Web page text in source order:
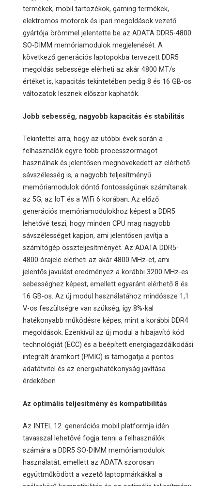
termékek, mobil tartozékok, gaming termékek,
elektromos motorok és ipari megoldások vezető
gyártója örömmel jelentette be az ADATA DDR5-4800
SO-DIMM memóriamodulok megjelenését. A
következő generációs laptopokba tervezett DDR5
megoldás sebessége elérheti az akár 4800 MT/s
értéket is, kapacitás tekintetében pedig 8 és 16 GB-os
változatok lesznek először kaphatók.
Jobb sebesség, nagyobb kapacitás és stabilitás
Tekintettel arra, hogy az utóbbi évek során a
felhasználók egyre több processzormagot
használnak és jelentősen megnövekedett az elérhető
sávszélesség is, a nagyobb teljesítményű
memóriamodulok döntő fontosságúnak számítanak
az 5G, az IoT és a WiFi 6 korában. Az előző
generációs memóriamodulokhoz képest a DDR5
lehetővé teszi, hogy minden CPU mag nagyobb
sávszélességet kapjon, ami jelentősen javítja a
számítógép összteljesítményét. Az ADATA DDR5-
4800 órajele elérheti az akár 4800 MHz-et, ami
jelentős javulást eredményez a korábbi 3200 MHz-es
sebességhez képest, emellett egyaránt elérhető 8 és
16 GB-os. Az új modul használatához mindössze 1,1
V-os feszültségre van szükség, így 8%-kal
hatékonyabb működésre képes, mint a korábbi DDR4
megoldások. Ezenkívül az új modul a hibajavító kód
technológiát (ECC) és a beépített energiagazdálkodási
integrált áramkört (PMIC) is támogatja a pontos
adatátvitel és az energiahatékonyság javítása
érdekében.
Az optimális teljesítmény és kompatibilitás
Az INTEL 12. generációs mobil platformja idén
tavasszal lehetővé fogja tenni a felhasználók
számára a DDR5 SO-DIMM memóriamodulok
használatát, emellett az ADATA szorosan
együttműködött a vezető laptopmárkákkal a